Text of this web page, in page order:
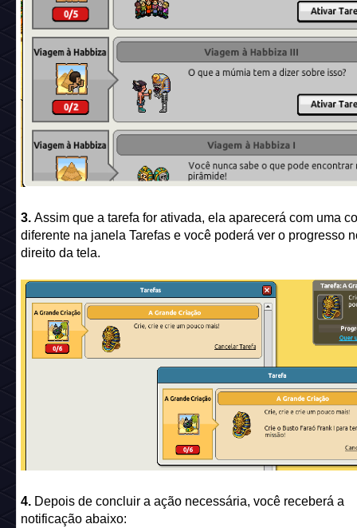
3. Assim que a tarefa for ativada, ela aparecerá com uma
diferente na janela Tarefas e você poderá ver o progresso
direito da tela.
4. Depois de concluir a ação necessária, você receberá a
notificação abaixo: